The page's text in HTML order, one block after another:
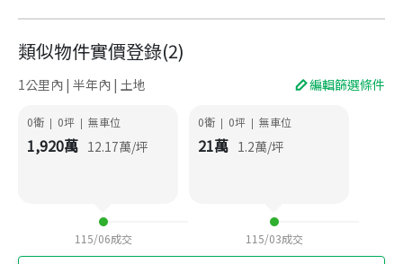
類似物件實價登錄(2)
1公里內 | 半年內 | 土地 編輯篩選條件
0衛 | 0坪 | 無車位
1,920萬 12.17萬/坪
115/06成交
0衛 | 0坪 | 無車位
21萬 1.2萬/坪
115/03成交